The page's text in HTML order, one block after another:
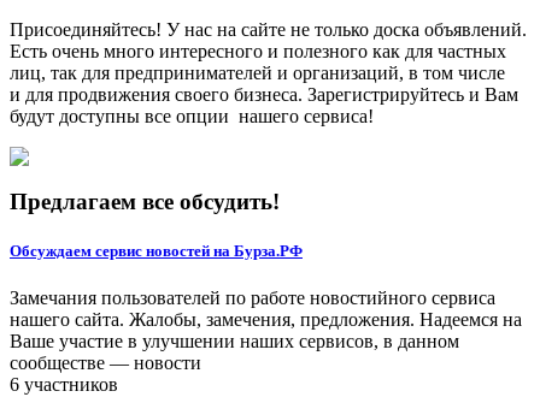
Присоединяйтесь! У нас на сайте не только доска объявлений.
Есть очень много интересного и полезного как для частных
лиц, так для предпринимателей и организаций, в том числе
и для продвижения своего бизнеса. Зарегистрируйтесь и Вам
будут доступны все опции нашего сервиса!
Предлагаем все обсудить!
Обсуждаем сервис новостей на Бурза.РФ
Замечания пользователей по работе новостийного сервиса
нашего сайта. Жалобы, замечения, предложения. Надеемся на
Ваше участие в улучшении наших сервисов, в данном
сообществе — новости
6 участников